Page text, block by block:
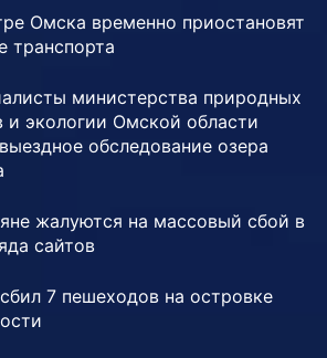
Омска временно приостановят
транспорта
министерства природных
и экологии Омской области
обследование озера
жалуются на массовый сбой в
сайтов
7 пешеходов на островке